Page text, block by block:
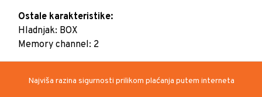
Ostale karakteristike:
Hladnjak: BOX
Najviša razina sigurnosti prilikom plaćanja putem interneta